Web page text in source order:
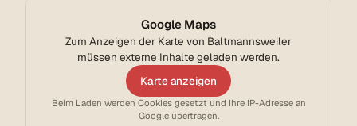
Google Maps
Zum Anzeigen der Karte von Baltmannsweiler
müssen externe Inhalte geladen werden.
Karte anzeigen
Beim Laden werden Cookies gesetzt und Ihre IP-Adresse an
Google übertragen.